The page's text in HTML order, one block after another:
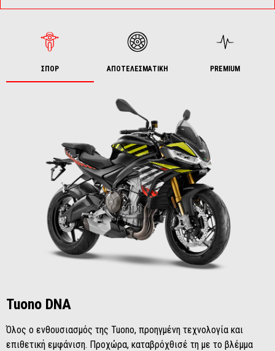
ΣΠΟΡ ΑΠΟΤΕΛΕΣΜΑΤΙΚΗ PREMIUM
Tuono DNA
Όλος ο ενθουσιασμός της Tuono, προηγμένη τεχνολογία και
επιθετική εμφάνιση. Προχώρα, καταβρόχθισέ τη με το βλέμμα